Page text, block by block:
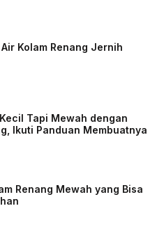
Kolam Renang Jernih
Tapi Mewah dengan
Ikuti Panduan Membuatnya
Renang Mewah yang Bisa